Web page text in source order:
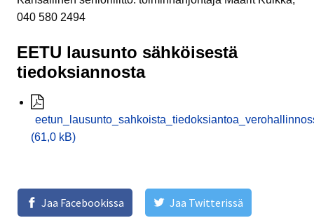
040 580 2494
EETU lausunto sähköisestä
tiedoksiannosta
(61,0 kB)
Jaa Facebookissa Jaa Twitterissä